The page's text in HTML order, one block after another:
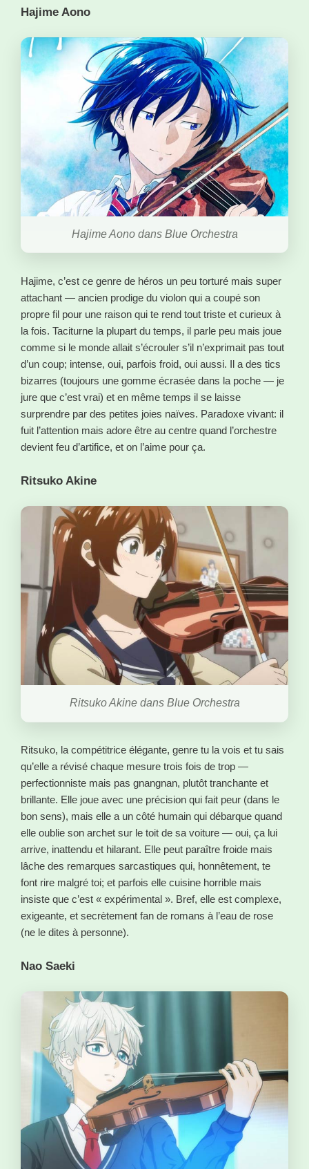
Hajime Aono
Hajime Aono dans Blue Orchestra
Hajime, c’est ce genre de héros un peu torturé mais super
attachant — ancien prodige du violon qui a coupé son
propre fil pour une raison qui te rend tout triste et curieux à
la fois. Taciturne la plupart du temps, il parle peu mais joue
comme si le monde allait s’écrouler s’il n’exprimait pas tout
d’un coup; intense, oui, parfois froid, oui aussi. Il a des tics
bizarres (toujours une gomme écrasée dans la poche — je
jure que c’est vrai) et en même temps il se laisse
surprendre par des petites joies naïves. Paradoxe vivant: il
fuit l’attention mais adore être au centre quand l’orchestre
devient feu d’artifice, et on l’aime pour ça.
Ritsuko Akine
Ritsuko Akine dans Blue Orchestra
Ritsuko, la compétitrice élégante, genre tu la vois et tu sais
qu’elle a révisé chaque mesure trois fois de trop —
perfectionniste mais pas gnangnan, plutôt tranchante et
brillante. Elle joue avec une précision qui fait peur (dans le
bon sens), mais elle a un côté humain qui débarque quand
elle oublie son archet sur le toit de sa voiture — oui, ça lui
arrive, inattendu et hilarant. Elle peut paraître froide mais
lâche des remarques sarcastiques qui, honnêtement, te
font rire malgré toi; et parfois elle cuisine horrible mais
insiste que c’est « expérimental ». Bref, elle est complexe,
exigeante, et secrètement fan de romans à l’eau de rose
(ne le dites à personne).
Nao Saeki